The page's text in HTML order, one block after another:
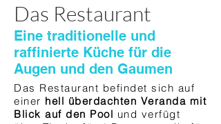
Das Restaurant
Eine traditionelle und
raffinierte Küche für die
Augen und den Gaumen
Das Restaurant befindet sich auf
einer hell überdachten Veranda mit
Blick auf den Pool und verfügt